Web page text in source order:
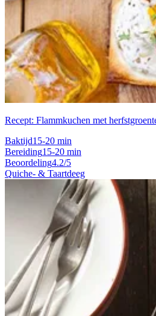
Recept: Flammkuchen met
Baktijd15-20 min
Bereiding15-20 min
Beoordeling4.2/5
Quiche- & Taartdeeg